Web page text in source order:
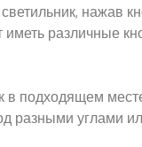
нажав
различные
в подходящем
разными углами